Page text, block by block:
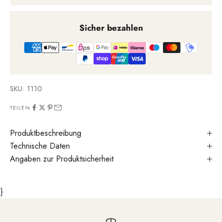
Sicher bezahlen
SKU: 1110
TEILEN
Produktbeschreibung
Technische Daten
Angaben zur Produktsicherheit
}